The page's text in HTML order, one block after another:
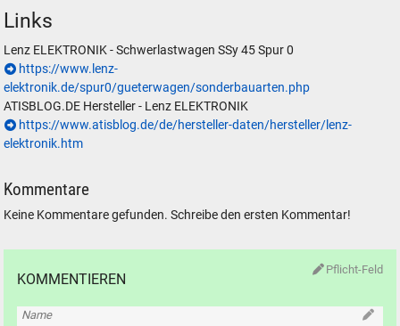
Links
Lenz ELEKTRONIK - Schwerlastwagen SSy 45 Spur 0
https://www.lenz-
elektronik.de/spur0/gueterwagen/sonderbauarten.php
ATISBLOG.DE Hersteller - Lenz ELEKTRONIK
https://www.atisblog.de/de/hersteller-daten/hersteller/lenz-
elektronik.htm
Kommentare
Keine Kommentare gefunden. Schreibe den ersten Kommentar!
Pflicht-Feld
KOMMENTIEREN
Name